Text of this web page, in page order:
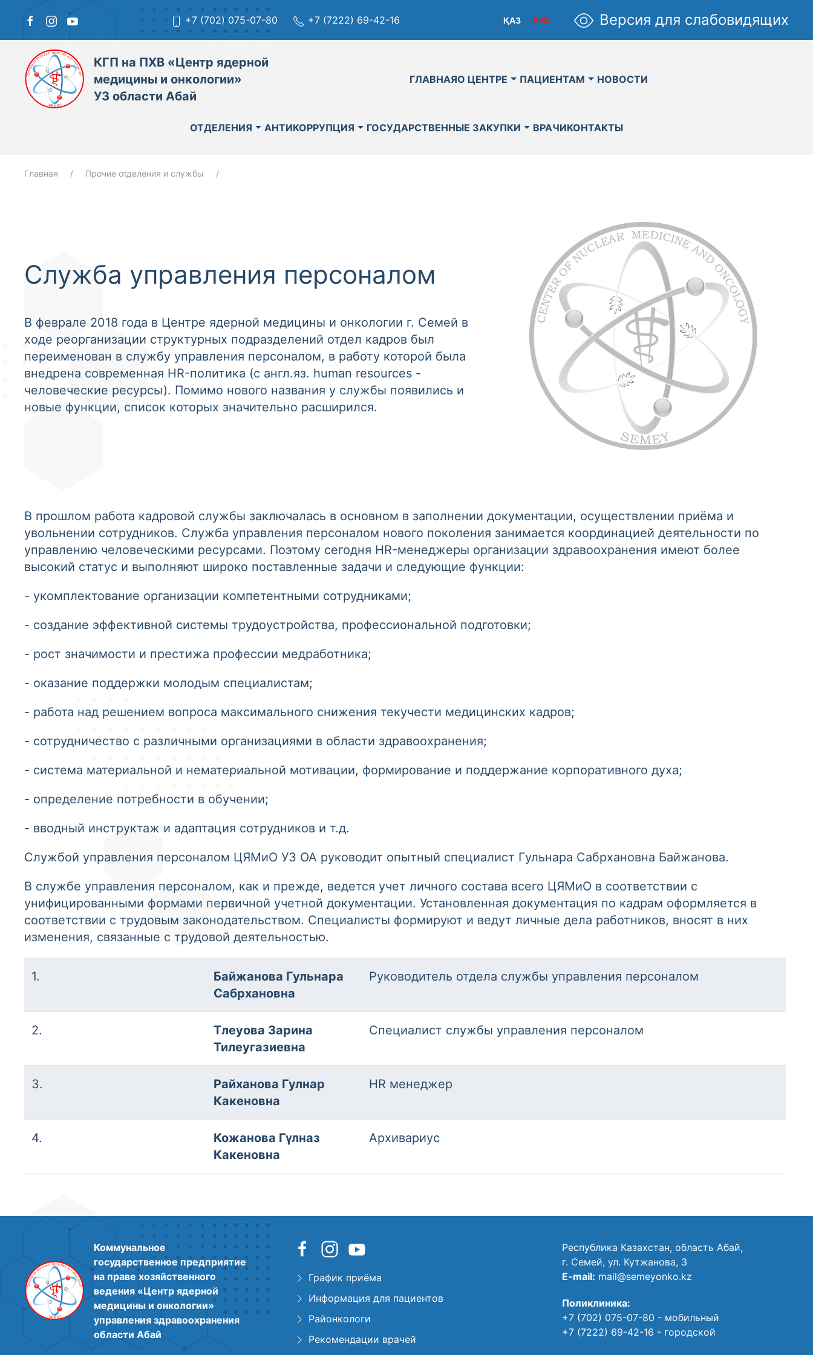
+7 (702) 075-07-80 +7 (7222) 69-42-16 РУС
ҚАЗ Версия для слабовидящих
КГП на ПХВ «Центр ядерной
медицины и онкологии»
УЗ области Абай
ГЛАВНАЯО ЦЕНТРЕ ПАЦИЕНТАМ НОВОСТИ
ОТДЕЛЕНИЯ АНТИКОРРУПЦИЯ ГОСУДАРСТВЕННЫЕ ЗАКУПКИ ВРАЧИКОНТАКТЫ
Главная Прочие отделения и службы
Служба управления персоналом
В феврале 2018 года в Центре ядерной медицины и онкологии г. Семей в
ходе реорганизации структурных подразделений отдел кадров был
переименован в службу управления персоналом, в работу которой была
внедрена современная HR-политика (с англ.яз. human resources -
человеческие ресурсы). Помимо нового названия у службы появились и
новые функции, список которых значительно расширился.
В прошлом работа кадровой службы заключалась в основном в заполнении документации, осуществлении приёма и
увольнении сотрудников. Служба управления персоналом нового поколения занимается координацией деятельности по
управлению человеческими ресурсами. Поэтому сегодня HR-менеджеры организации здравоохранения имеют более
высокий статус и выполняют широко поставленные задачи и следующие функции:
- укомплектование организации компетентными сотрудниками;
- создание эффективной системы трудоустройства, профессиональной подготовки;
- рост значимости и престижа профессии медработника;
- оказание поддержки молодым специалистам;
- работа над решением вопроса максимального снижения текучести медицинских кадров;
- сотрудничество с различными организациями в области здравоохранения;
- система материальной и нематериальной мотивации, формирование и поддержание корпоративного духа;
- определение потребности в обучении;
- вводный инструктаж и адаптация сотрудников и т.д.
Службой управления персоналом ЦЯМиО УЗ ОА руководит опытный специалист Гульнара Сабрхановна Байжанова.
В службе управления персоналом, как и прежде, ведется учет личного состава всего ЦЯМиО в соответствии с
унифицированными формами первичной учетной документации. Установленная документация по кадрам оформляется в
соответствии с трудовым законодательством. Специалисты формируют и ведут личные дела работников, вносят в них
изменения, связанные с трудовой деятельностью.
1.
Байжанова Гульнара
Сабрхановна
Руководитель отдела службы управления персоналом
2.
Тлеуова Зарина
Тилеугазиевна
Специалист службы управления персоналом
3.
Райханова Гулнар
Какеновна
HR менеджер
4.
Кожанова Гүлназ
Какеновна
Архивариус
Коммунальное
государственное предприятие
на праве хозяйственного
ведения «Центр ядерной
медицины и онкологии»
управления здравоохранения
области Абай
График приёма
Информация для пациентов
Районкологи
Рекомендации врачей
Республика Казахстан, область Абай,
г. Семей, ул. Кутжанова, 3
E-mail: mail@semeyonko.kz
Поликлиника:
+7 (702) 075-07-80 - мобильный
+7 (7222) 69-42-16 - городской